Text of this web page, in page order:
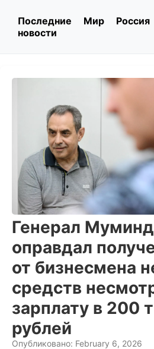
Последние
новости
Мир Россия
Генерал
оправдал
от бизнесмена
средств
зарплату в 200
рублей
Опубликовано: February 6, 2026